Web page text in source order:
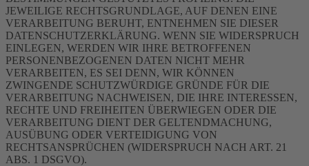
JEWEILIGE RECHTSGRUNDLAGE, AUF DENEN EINE
VERARBEITUNG BERUHT, ENTNEHMEN SIE DIESER
DATENSCHUTZERKLÄRUNG. WENN SIE WIDERSPRUCH
EINLEGEN, WERDEN WIR IHRE BETROFFENEN
PERSONENBEZOGENEN DATEN NICHT MEHR
VERARBEITEN, ES SEI DENN, WIR KÖNNEN
ZWINGENDE SCHUTZWÜRDIGE GRÜNDE FÜR DIE
VERARBEITUNG NACHWEISEN, DIE IHRE INTERESSEN,
RECHTE UND FREIHEITEN ÜBERWIEGEN ODER DIE
VERARBEITUNG DIENT DER GELTENDMACHUNG,
AUSÜBUNG ODER VERTEIDIGUNG VON
RECHTSANSPRÜCHEN (WIDERSPRUCH NACH ART. 21
ABS. 1 DSGVO).